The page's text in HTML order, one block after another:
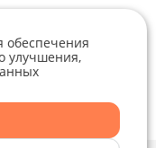
обеспечения
улучшения,